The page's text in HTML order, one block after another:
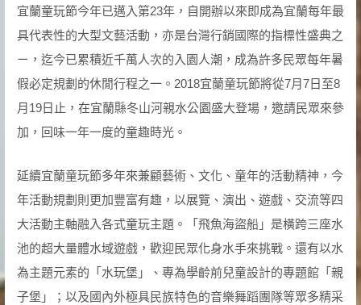
宜蘭童玩節今年已邁入第23年，自開辦以來即成為宜蘭每年最
具代表性的大型文藝活動，亦是台灣行銷國際的指標性盛典之
ㄧ，迄今已累積近千萬人次的入園人潮，成為許多民眾每年暑
假必定規劃的休閒行程之一。2018宜蘭童玩節將從7月7日至8
月19日止，在宜蘭縣冬山河親水公園盛大登場，邀請民眾來參
加，回味一年一度的童趣時光。
延續宜蘭童玩節多年來兼顧藝術、文化、童年的活動精神，今
年活動規劃則更加豐富有趣，以展覽、演出、遊戲、交流等四
大活動主軸融入各式童玩主題。「飛魚海盜船」是橫跨三座水
池的超大量體水域遊戲，歡迎民眾化身水手來挑戰。還有以水
為主題元素的「水玩堡」、專為學齡前兒童設計的專題館「親
子堡」；以及國內外極具民族特色的音樂舞蹈團隊等眾多精采